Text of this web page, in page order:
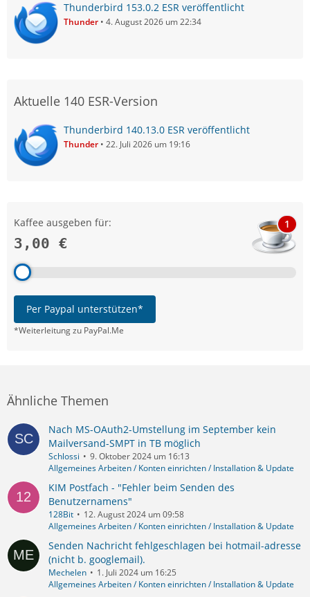
Thunderbird 153.0.2 ESR veröffentlicht
Thunder 4. August 2026 um 22:34
Aktuelle 140 ESR-Version
Thunderbird 140.13.0 ESR veröffentlicht
Thunder 22. Juli 2026 um 19:16
Kaffee ausgeben für:
3,00 €
1
Per Paypal unterstützen*
*Weiterleitung zu PayPal.Me
Ähnliche Themen
Nach MS-OAuth2-Umstellung im September kein
Mailversand-SMPT in TB möglich
Schlossi
9. Oktober 2024 um 16:13
Allgemeines Arbeiten / Konten einrichten / Installation & Update
KIM Postfach - "Fehler beim Senden des
Benutzernamens"
128Bit
12. August 2024 um 09:58
Allgemeines Arbeiten / Konten einrichten / Installation & Update
Senden Nachricht fehlgeschlagen bei hotmail-adresse
(nicht b. googlemail).
Mechelen
1. Juli 2024 um 16:25
Allgemeines Arbeiten / Konten einrichten / Installation & Update